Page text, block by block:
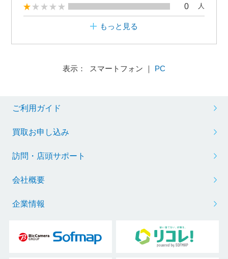
0 人
もっと見る
表示： スマートフォン ｜ PC
ご利用ガイド
買取お申し込み
訪問・店頭サポート
会社概要
企業情報